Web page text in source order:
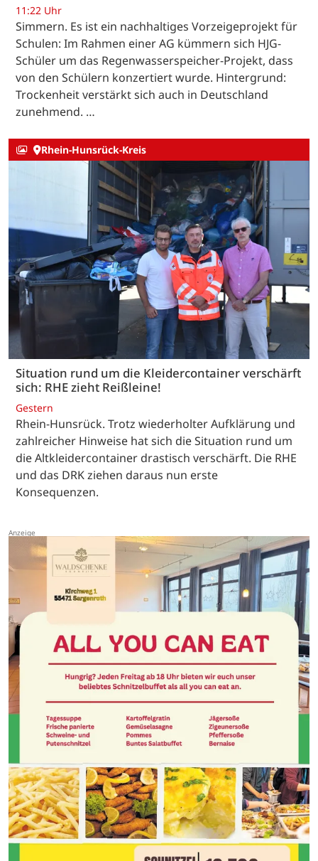
11:22 Uhr
Simmern. Es ist ein nachhaltiges Vorzeigeprojekt für
Schulen: Im Rahmen einer AG kümmern sich HJG-
Schüler um das Regenwasserspeicher-Projekt, dass
von den Schülern konzertiert wurde. Hintergrund:
Trockenheit verstärkt sich auch in Deutschland
zunehmend. …
Rhein-Hunsrück-Kreis
Situation rund um die Kleidercontainer verschärft
sich: RHE zieht Reißleine!
Gestern
Rhein-Hunsrück. Trotz wiederholter Aufklärung und
zahlreicher Hinweise hat sich die Situation rund um
die Altkleidercontainer drastisch verschärft. Die RHE
und das DRK ziehen daraus nun erste
Konsequenzen.